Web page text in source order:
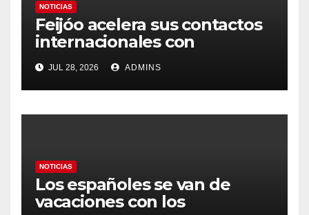
NOTICIAS
Feijóo acelera sus contactos
internacionales con
Latinoamérica como socio
prioritario en su agenda de
gobierno
JUL 28, 2026 ADMINS
NOTICIAS
Los españoles se van de
vacaciones con los